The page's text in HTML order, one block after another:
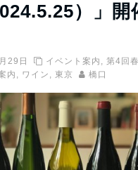
）」開
29日 イベント案内 , 第4回
内 , ワイン , 東京 橋口